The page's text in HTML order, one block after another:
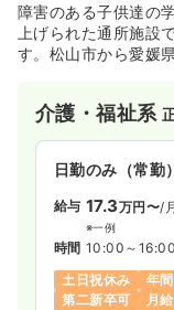
障害のある子供達の
上げられた通所施設
す。松山市から愛媛
介護・福祉系
日勤のみ（常勤）
給与 17.3万円〜/
※一例
時間 10:00～16:00
土日祝休み
年
第二新卒可
月